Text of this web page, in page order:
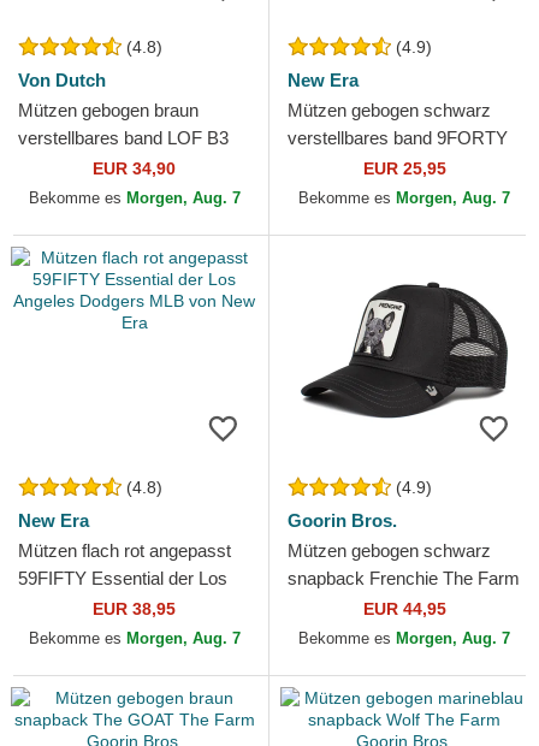
(4.8)
Von Dutch
Mützen gebogen braun
verstellbares band LOF B3
von Von DutchEUR 34,90
Bekomme es Morgen, Aug. 7
(4.9)
New Era
Mützen gebogen schwarz
verstellbares band 9FORTY
Essential der New York
Yankees MLB von New Era
EUR 25,95
Bekomme es Morgen, Aug. 7
(4.8)
New Era
Mützen flach rot angepasst
59FIFTY Essential der Los
Angeles Dodgers MLB von
New Era
EUR 38,95
Bekomme es Morgen, Aug. 7
(4.9)
Goorin Bros.
Mützen gebogen schwarz
snapback Frenchie The Farm
Goorin Bros.EUR 44,95
Bekomme es Morgen, Aug. 7